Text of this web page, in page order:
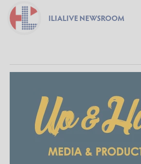
ILIALIVE NEWSROOM